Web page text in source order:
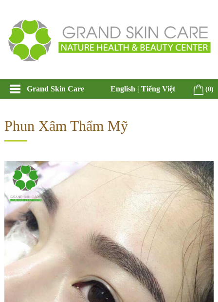
Grand Skin Care English | Tiếng Việt (0)
Phun Xâm Thẩm Mỹ